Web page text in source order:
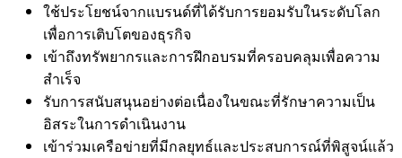
ใช้ประโยชน์จากแบรนด์ที่ได้รับการยอมรับในระดับโลก
เพื่อการเติบโตของธุรกิจ
เข้าถึงทรัพยากรและการฝึกอบรมที่ครอบคลุมเพื่อความ
สำเร็จ
รับการสนับสนุนอย่างต่อเนื่องในขณะที่รักษาความเป็น
อิสระในการดำเนินงาน
เข้าร่วมเครือข่ายที่มีกลยุทธ์และประสบการณ์ที่พิสูจน์แล้ว